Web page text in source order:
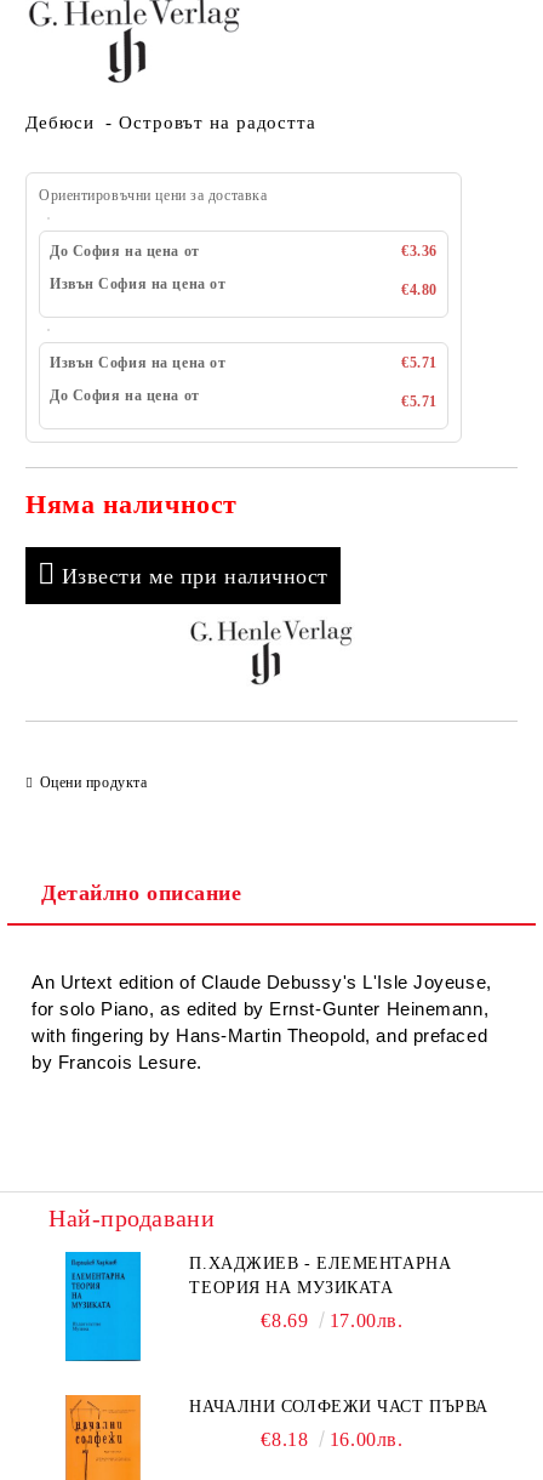
Дебюси - Островът на радостта
Ориентировъчни цени за доставка
До София на цена от
€3.36
Извън София на цена от
€4.80
Извън София на цена от
€5.71
До София на цена от
€5.71
Няма наличност
Извести ме при наличност
Оцени продукта
Детайлно описание
An Urtext edition of Claude Debussy's L'Isle Joyeuse,
for solo Piano, as edited by Ernst-Gunter Heinemann,
with fingering by Hans-Martin Theopold, and prefaced
by Francois Lesure.
Най-продавани
П.ХАДЖИЕВ - ЕЛЕМЕНТАРНА
ТЕОРИЯ НА МУЗИКАТА
€8.69 17.00лв.
НАЧАЛНИ СОЛФЕЖИ ЧАСТ ПЪРВА
€8.18 16.00лв.